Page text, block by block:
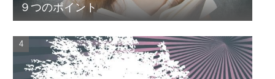
９つのポイント